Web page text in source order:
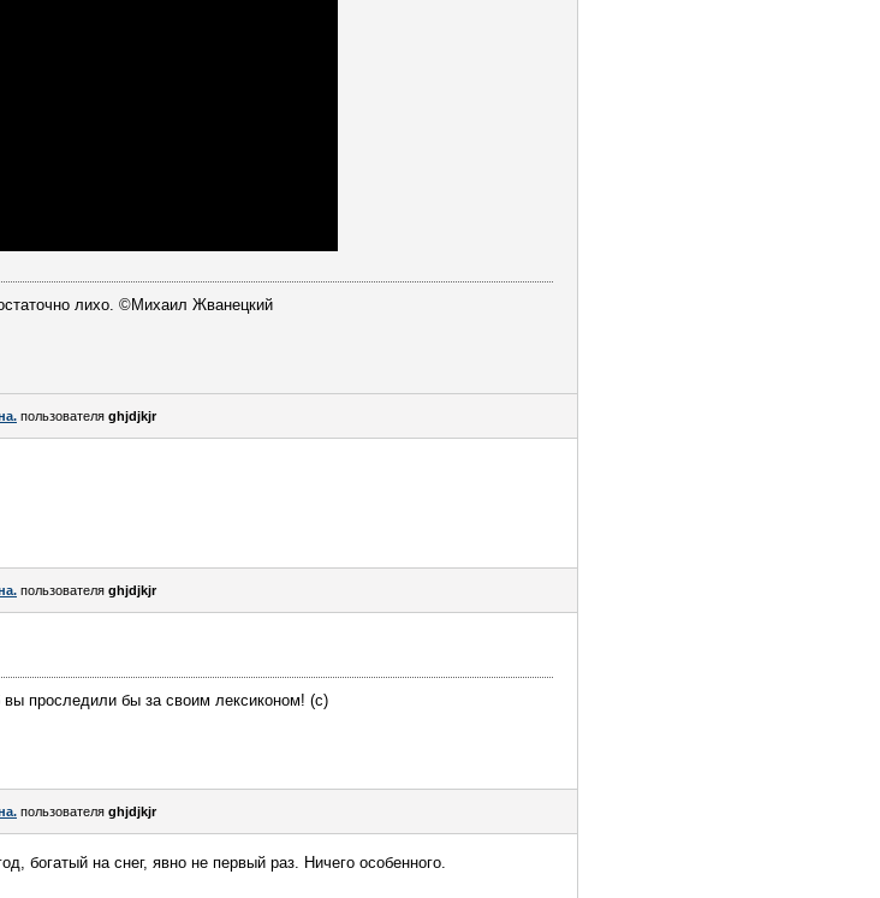
лихо. ©Михаил Жванецкий
пользователя ghjdjkjr
пользователя ghjdjkjr
проследили бы за своим лексиконом! (с)
пользователя ghjdjkjr
богатый на снег, явно не первый раз. Ничего особенного.